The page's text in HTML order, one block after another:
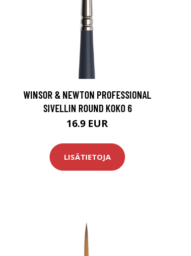
WINSOR & NEWTON PROFESSIONAL
SIVELLIN ROUND KOKO 6
16.9 EUR
LISÄTIETOJA